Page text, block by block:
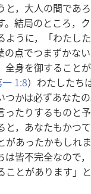
と，大人の間であ
。結局のところ，
ように，「わたし
の点でつまずかな
全身を御すること
1:8）わたしたち
つかは必ずあなた
ったりするものと
と，あなたもかつ
があったかもしれ
は皆不完全なので
ことがあります」